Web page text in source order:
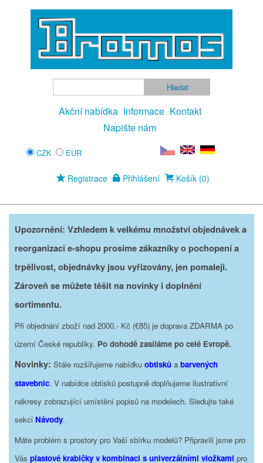
Akční nabídka Informace Kontakt
Napište nám
CZK EUR
Registrace Přihlášení Košík (0)
Upozornění: Vzhledem k velkému množství objednávek a
reorganizaci e-shopu prosíme zákazníky o pochopení a
trpělivost, objednávky jsou vyřizovány, jen pomaleji.
Zároveň se můžete těšit na novinky i doplnění
sortimentu.
Při objednání zboží nad 2000,- Kč (€85) je doprava ZDARMA po
území České republiky. Po dohodě zasíláme po celé Evropě.
Novinky: Stále rozšiřujeme nabídku obtisků a barvených
stavebnic. V nabídce obtisků postupně doplňujeme ilustrativní
nákresy zobrazující umístění popisů na modelech. Sledujte také
sekci Návody.
Máte problém s prostory pro Vaši sbírku modelů? Připravili jsme pro
Vás plastové krabičky v kombinaci s univerzálními vložkami pro